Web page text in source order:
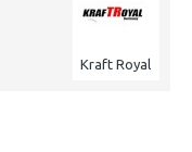
Kraft Royal